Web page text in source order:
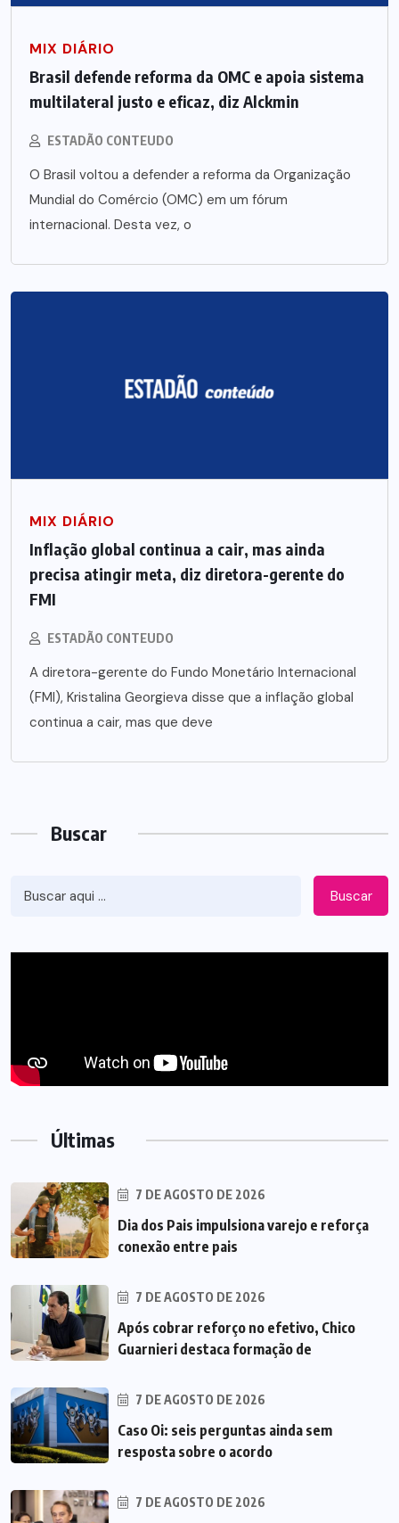
MIX DIÁRIO
Brasil defende reforma da OMC e apoia sistema
multilateral justo e eficaz, diz Alckmin
ESTADÃO CONTEUDO
O Brasil voltou a defender a reforma da Organização
Mundial do Comércio (OMC) em um fórum
internacional. Desta vez, o
MIX DIÁRIO
Inflação global continua a cair, mas ainda
precisa atingir meta, diz diretora-gerente do
FMI
ESTADÃO CONTEUDO
A diretora-gerente do Fundo Monetário Internacional
(FMI), Kristalina Georgieva disse que a inflação global
continua a cair, mas que deve
Buscar
Buscar
Últimas
7 DE AGOSTO DE 2026
Dia dos Pais impulsiona varejo e reforça
conexão entre pais
7 DE AGOSTO DE 2026
Após cobrar reforço no efetivo, Chico
Guarnieri destaca formação de
7 DE AGOSTO DE 2026
Caso Oi: seis perguntas ainda sem
resposta sobre o acordo
7 DE AGOSTO DE 2026